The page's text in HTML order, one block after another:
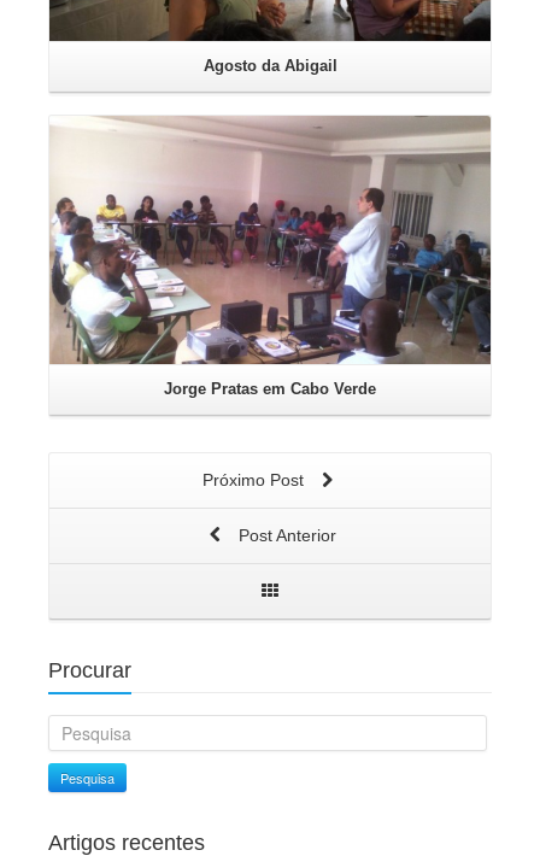
Agosto da Abigail
Jorge Pratas em Cabo Verde
Próximo Post
Post Anterior
Procurar
Pesquisa
Artigos recentes